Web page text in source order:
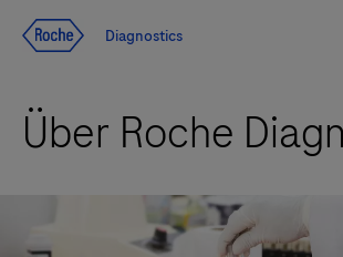
Diagnostics
Über Roche